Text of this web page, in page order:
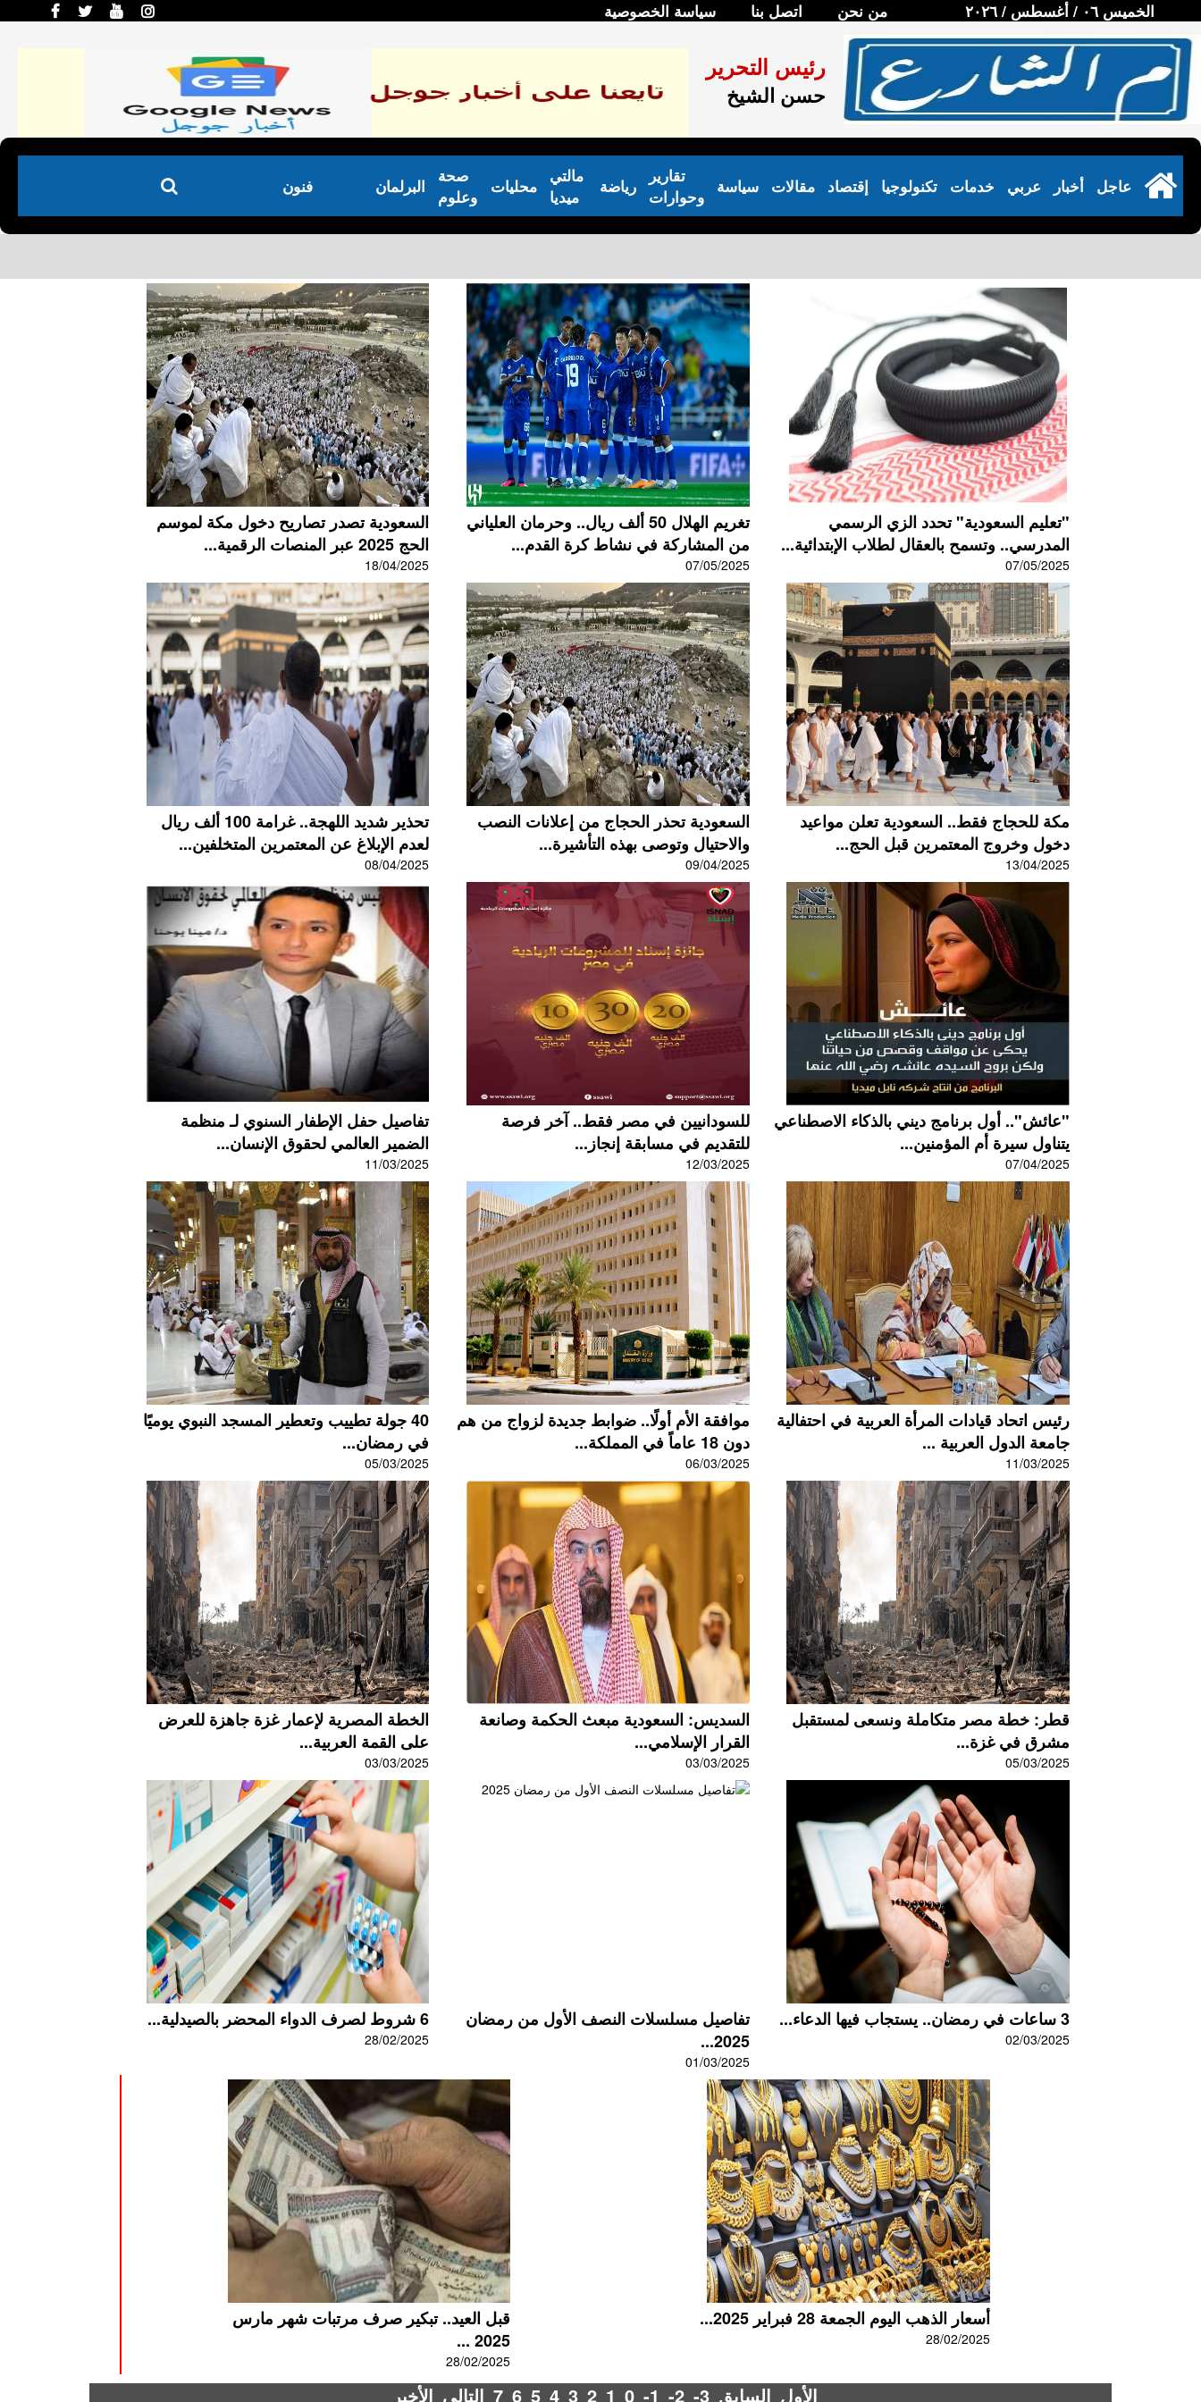
الخميس ٠٦ / أغسطس / ٢٠٢٦ من نحن اتصل بنا سياسة الخصوصية
رئيس التحرير
حسن الشيخ
فنون البرلمان
صحة
وعلوم
محليات
مالتي
ميديا
رياضة
تقارير
وحوارات
سياسة مقالات إقتصاد تكنولوجيا خدمات عربي أخبار عاجل
"تعليم السعودية" تحدد الزي الرسمي
المدرسي.. وتسمح بالعقال لطلاب الإبتدائية...
07/05/2025
تغريم الهلال 50 ألف ريال.. وحرمان العلياني
من المشاركة في نشاط كرة القدم...
07/05/2025
السعودية تصدر تصاريح دخول مكة لموسم
الحج 2025 عبر المنصات الرقمية...
18/04/2025
مكة للحجاج فقط.. السعودية تعلن مواعيد
دخول وخروج المعتمرين قبل الحج...
13/04/2025
السعودية تحذر الحجاج من إعلانات النصب
والاحتيال وتوصى بهذه التأشيرة...
09/04/2025
تحذير شديد اللهجة.. غرامة 100 ألف ريال
لعدم الإبلاغ عن المعتمرين المتخلفين...
08/04/2025
"عائش".. أول برنامج ديني بالذكاء الاصطناعي
يتناول سيرة أم المؤمنين...
07/04/2025
للسودانيين في مصر فقط.. آخر فرصة
للتقديم في مسابقة إنجاز...
12/03/2025
تفاصيل حفل الإطفار السنوي لـ منظمة
الضمير العالمي لحقوق الإنسان...
11/03/2025
رئيس اتحاد قيادات المرأة العربية في احتفالية
جامعة الدول العربية ...
11/03/2025
موافقة الأم أولًا.. ضوابط جديدة لزواج من هم
دون 18 عاماً في المملكة...
06/03/2025
40 جولة تطييب وتعطير المسجد النبوي يوميًا
في رمضان...
05/03/2025
قطر: خطة مصر متكاملة ونسعى لمستقبل
مشرق في غزة...
05/03/2025
السديس: السعودية مبعث الحكمة وصانعة
القرار الإسلامي...
03/03/2025
الخطة المصرية لإعمار غزة جاهزة للعرض
على القمة العربية...
03/03/2025
3 ساعات في رمضان.. يستجاب فيها الدعاء...
02/03/2025
تفاصيل مسلسلات النصف الأول من رمضان
2025...
01/03/2025
6 شروط لصرف الدواء المحضر بالصيدلية...
28/02/2025
أسعار الذهب اليوم الجمعة 28 فبراير 2025...
28/02/2025
قبل العيد.. تبكير صرف مرتبات شهر مارس
2025 ...
28/02/2025
الأول السابق -3
-2
-1
0
1
2
3
4
5
6
7 التالي الأخير